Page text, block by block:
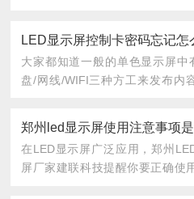
LED显示屏控制卡密码忘记怎
大家都知道一般的单色显示屏中
盘/网线/WIFI三种方工来发布内
郑州led显示屏使用注意事项
在LED显示屏广泛应用，郑州
屏厂家建联科技提醒你要正确使